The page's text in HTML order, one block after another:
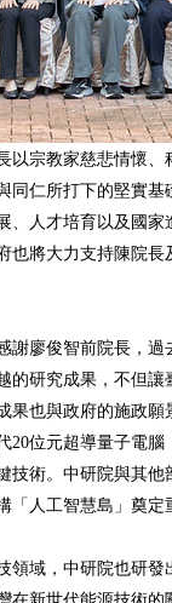
以宗教家慈悲情懷
同仁所打下的堅實
、人才培育以及國
也將大力支持陳院
謝廖俊智前院長，
的研究成果，不但
果也與政府的施政
20位元超導量子電
技術。中研院與其
「人工智慧島」奠定
領域，中研院也研